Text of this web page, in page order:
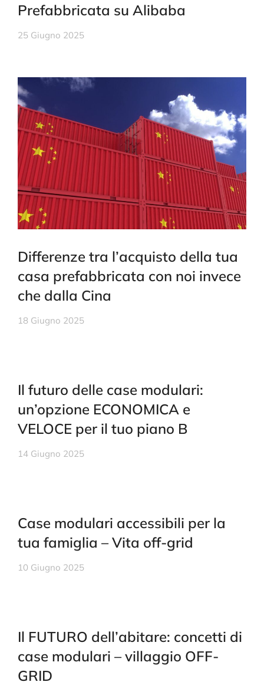
Prefabbricata su Alibaba
25 Giugno 2025
Differenze tra l’acquisto della tua
casa prefabbricata con noi invece
che dalla Cina
18 Giugno 2025
Il futuro delle case modulari:
un’opzione ECONOMICA e
VELOCE per il tuo piano B
14 Giugno 2025
Case modulari accessibili per la
tua famiglia – Vita off-grid
10 Giugno 2025
Il FUTURO dell’abitare: concetti di
case modulari – villaggio OFF-
GRID